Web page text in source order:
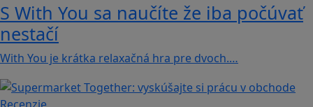
S With You sa naučíte že iba počúvať
nestačí
With You je krátka relaxačná hra pre dvoch.…